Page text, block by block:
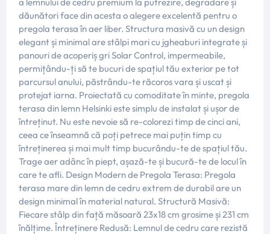
dăunători face din acesta o alegere excelentă pentru o
pregola terasa în aer liber. Structura masivă cu un design
elegant și minimal are stâlpi mari cu jgheaburi integrate și
panouri de acoperiș gri Solar Control, impermeabile,
permițându-ți să te bucuri de spațiul tău exterior pe tot
parcursul anului, păstrându-te răcoros vara și uscat și
protejat iarna. Proiectată cu comoditate în minte, pregola
terasa din lemn Helsinki este simplu de instalat și ușor de
întreținut. Nu este nevoie să re-colorezi timp de cinci ani,
ceea ce înseamnă că poți petrece mai puțin timp cu
întreținerea și mai mult timp bucurându-te de spațiul tău.
Trage aer adânc în piept, așază-te și bucură-te de locul în
care te afli. Design Modern de Pregola Terasa: Pregola
terasa mare din lemn de cedru extrem de durabil are un
design minimal în material natural. Structură Masivă:
Fiecare stâlp din față măsoară 23x18 cm grosime și 231 cm
înălțime. Întreținere Redusă: Lemnul de cedru care rezistă